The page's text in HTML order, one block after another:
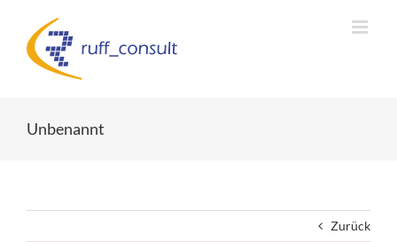
springen
Unbenannt
Zurück